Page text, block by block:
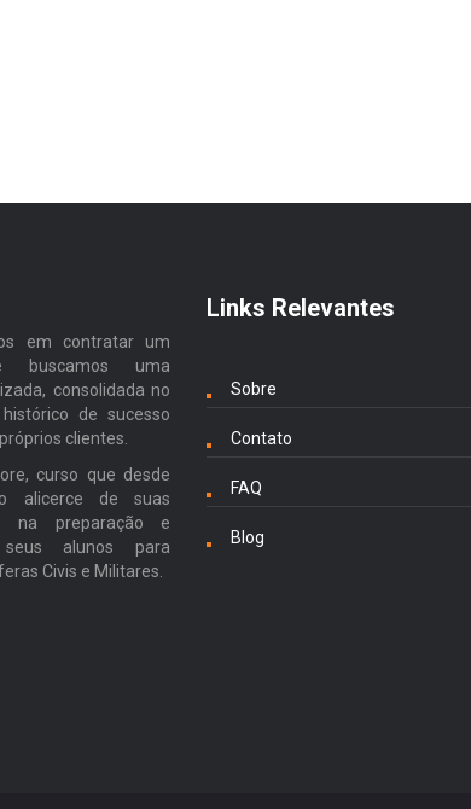
em contratar um
buscamos uma
consolidada no
de sucesso
clientes.
curso que desde
alicerce de suas
na preparação e
alunos para
Civis e Militares.
Links Relevantes
Sobre
Contato
FAQ
Blog